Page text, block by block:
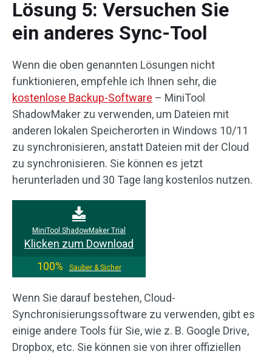
Lösung 5: Versuchen Sie
ein anderes Sync-Tool
Wenn die oben genannten Lösungen nicht
funktionieren, empfehle ich Ihnen sehr, die
kostenlose Backup-Software – MiniTool
ShadowMaker zu verwenden, um Dateien mit
anderen lokalen Speicherorten in Windows 10/11
zu synchronisieren, anstatt Dateien mit der Cloud
zu synchronisieren. Sie können es jetzt
herunterladen und 30 Tage lang kostenlos nutzen.
MiniTool ShadowMaker Trial
Klicken zum Download
100%
Sauber & Sicher
Wenn Sie darauf bestehen, Cloud-
Synchronisierungssoftware zu verwenden, gibt es
einige andere Tools für Sie, wie z. B. Google Drive,
Dropbox, etc. Sie können sie von ihrer offiziellen